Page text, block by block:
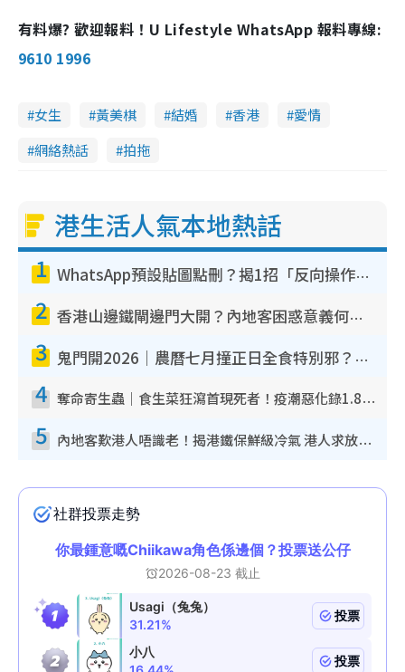
有料爆? 歡迎報料！U Lifestyle WhatsApp 報料專線:
9610 1996
女生 黃美棋 結婚 香港
愛情
網絡熱話
拍拖
港生活人氣本地熱話
1 WhatsApp預設貼圖點刪？揭1招「反向操作」還原簡潔介面 附3步實測教學
2 香港山邊鐵閘邊門大開？內地客困惑意義何在！網民神回覆：呢種叫法理性防禦
3 鬼門開2026｜農曆七月撞正日全食特別邪？專家警告切忌做一事！揭4大禁忌+2招保平安
4 奪命寄生蟲｜食生菜狂瀉首現死者！疫潮惡化錄1.8萬宗病例 揭洗菜3大謬誤
5 內地客歎港人唔識老！揭港鐵保鮮級冷氣 港人求放過：咪投訴